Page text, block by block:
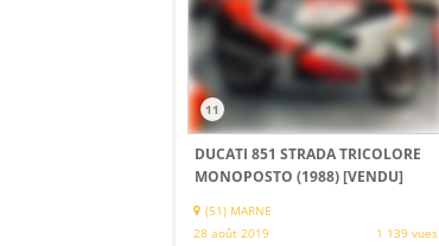
11
DUCATI 851 STRADA TRICOLORE
MONOPOSTO (1988)[VENDU]
(51) MARNE
28 août 2019
1 139 vues